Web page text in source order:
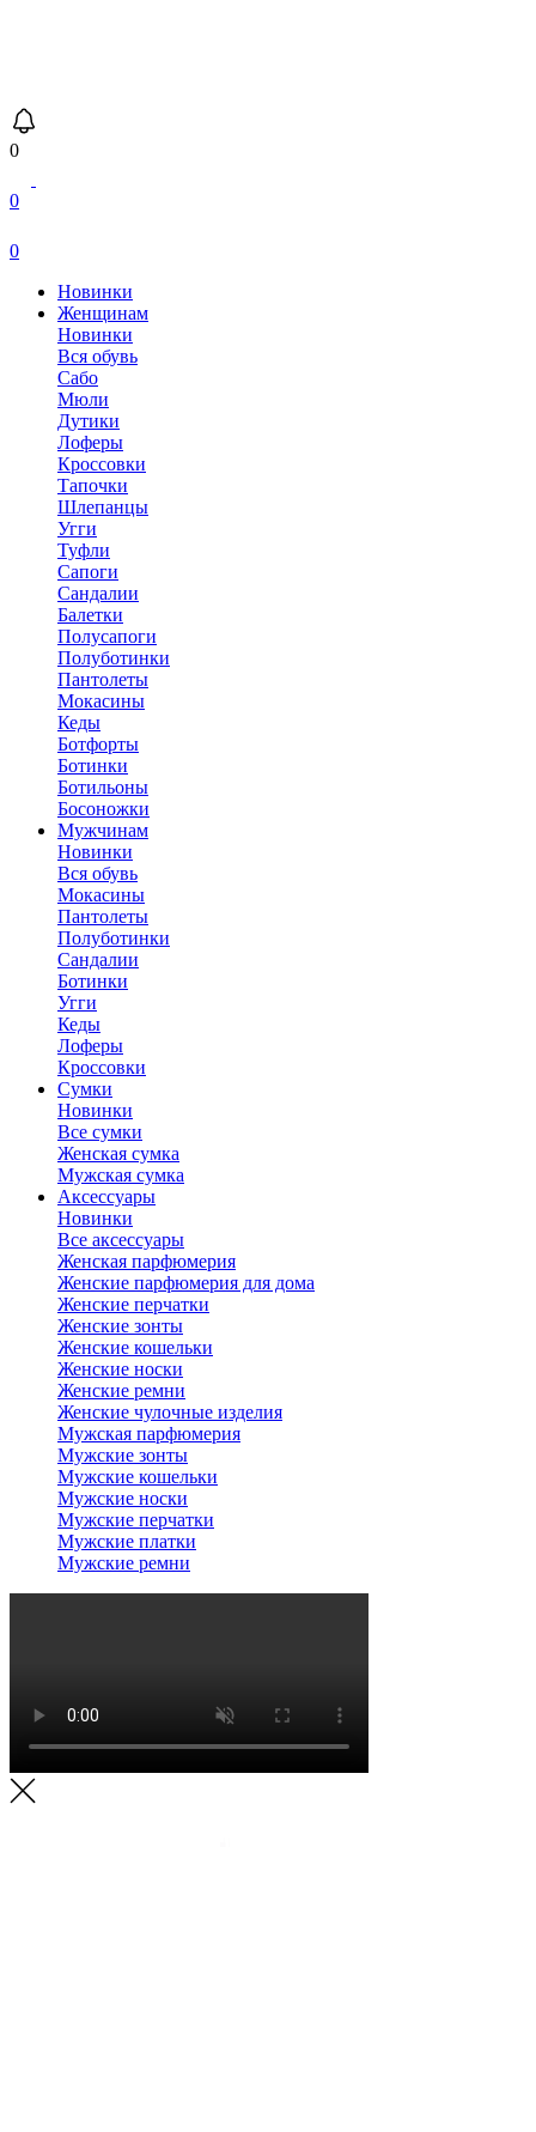
0
0
0
Новинки
Женщинам
Новинки
Вся обувь
Сабо
Мюли
Дутики
Лоферы
Кроссовки
Тапочки
Шлепанцы
Угги
Туфли
Сапоги
Сандалии
Балетки
Полусапоги
Полуботинки
Пантолеты
Мокасины
Кеды
Ботфорты
Ботинки
Ботильоны
Босоножки
Мужчинам
Новинки
Вся обувь
Мокасины
Пантолеты
Полуботинки
Сандалии
Ботинки
Угги
Кеды
Лоферы
Кроссовки
Сумки
Новинки
Все сумки
Женская сумка
Мужская сумка
Аксессуары
Новинки
Все аксессуары
Женская парфюмерия
Женские парфюмерия для дома
Женские перчатки
Женские зонты
Женские кошельки
Женские носки
Женские ремни
Женские чулочные изделия
Мужская парфюмерия
Мужские зонты
Мужские кошельки
Мужские носки
Мужские перчатки
Мужские платки
Мужские ремни